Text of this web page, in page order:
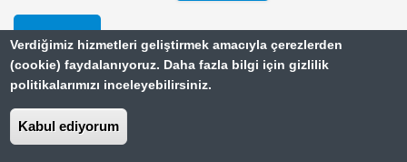
Kayıt Ol
Yazıcı Dostu Sürüm
Verdiğimiz hizmetleri geliştirmek amacıyla çerezlerden
(cookie) faydalanıyoruz. Daha fazla bilgi için gizlilik
politikalarımızı inceleyebilirsiniz.
Kabul ediyorum